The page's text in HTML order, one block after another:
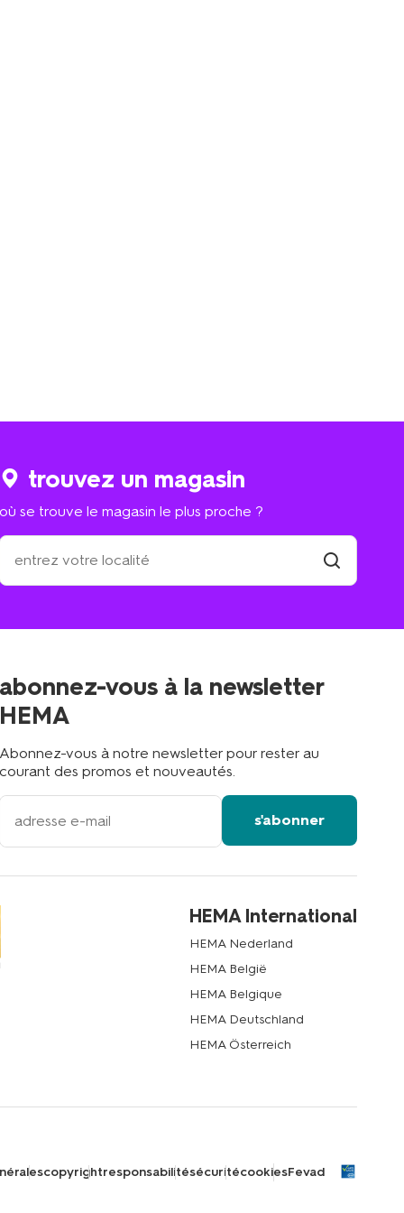
trouvez un magasin
où se trouve le magasin le plus proche ?
où
trouve
?
trouver
abonnez-vous à la newsletter
HEMA
Abonnez-vous à notre newsletter pour rester au
courant des promos et nouveautés.
votre
adresse
s'abonner
HEMA International
HEMA Nederland
HEMA België
HEMA Belgique
HEMA Deutschland
HEMA Österreich
copyrightresponsabilitésécuritécookiesFevad